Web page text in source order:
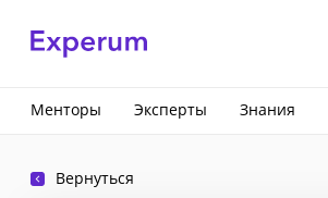
Менторы Эксперты Знания
Вернуться